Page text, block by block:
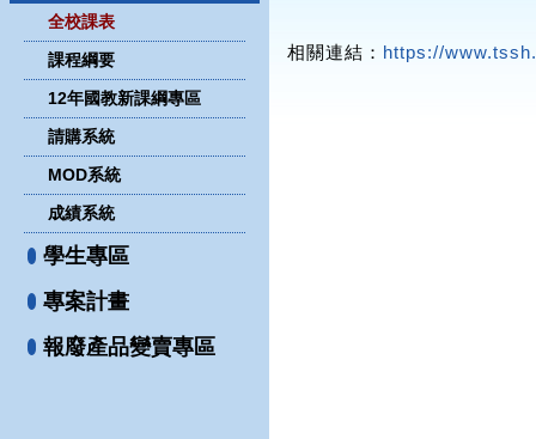
全校課表
課程綱要
12年國教新課綱專區
請購系統
MOD系統
成績系統
學生專區
專案計畫
報廢產品變賣專區
相關連結： https://